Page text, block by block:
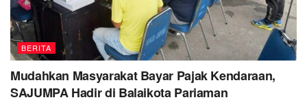
BERITA
Mudahkan Masyarakat Bayar Pajak Kendaraan,
SAJUMPA Hadir di Balaikota Pariaman